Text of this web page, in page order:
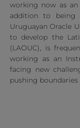
working now as an
addition to being
Uruguayan Oracle
to develop the
(LAOUC), is
working as an
facing new
pushing